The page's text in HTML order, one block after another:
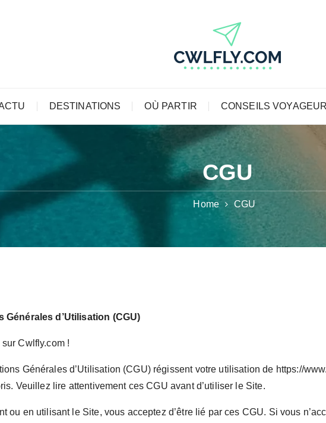
DESTINATIONS OÙ PARTIR CONSEILS
CGU
Home CGU
Générales d’Utilisation (CGU)
Cwlfly.com !
Générales d’Utilisation (CGU) régissent votre utilisation de https://
Veuillez lire attentivement ces CGU avant d’utiliser le Site.
ou en utilisant le Site, vous acceptez d’être lié par ces CGU. Si vous